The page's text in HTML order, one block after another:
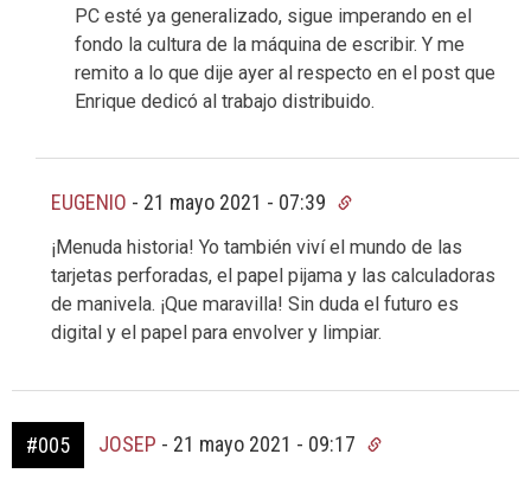
PC esté ya generalizado, sigue imperando en el
fondo la cultura de la máquina de escribir. Y me
remito a lo que dije ayer al respecto en el post que
Enrique dedicó al trabajo distribuido.
EUGENIO - 21 mayo 2021 - 07:39
¡Menuda historia! Yo también viví el mundo de las
tarjetas perforadas, el papel pijama y las calculadoras
de manivela. ¡Que maravilla! Sin duda el futuro es
digital y el papel para envolver y limpiar.
#005 JOSEP - 21 mayo 2021 - 09:17